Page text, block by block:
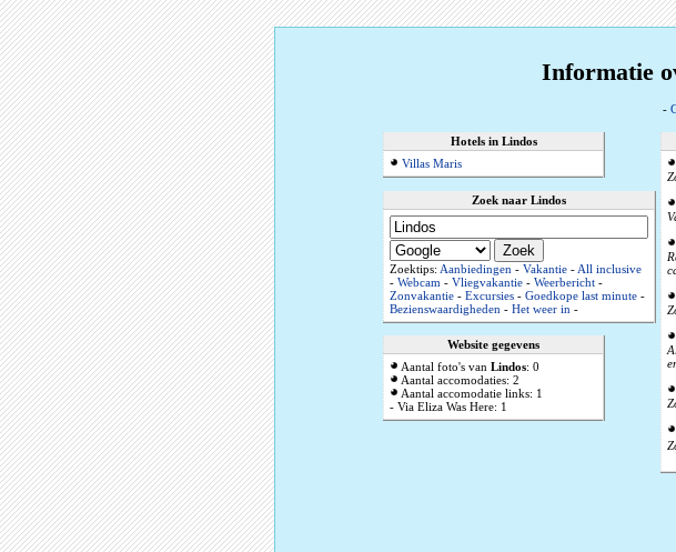
Informatie
-
Hotels in Lindos
Villas Maris
Zoek naar Lindos
Zoektips: Aanbiedingen - Vakantie -All inclusive
- Webcam - Vliegvakantie - Weerbericht -
Zonvakantie - Excursies - Goedkope last minute -
Bezienswaardigheden - Het weer in -
Website gegevens
Aantal foto's van Lindos: 0
Aantal accomodaties: 2
Aantal accomodatie links: 1
- Via Eliza Was Here: 1